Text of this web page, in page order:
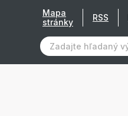
Mapa
stránky
RSS